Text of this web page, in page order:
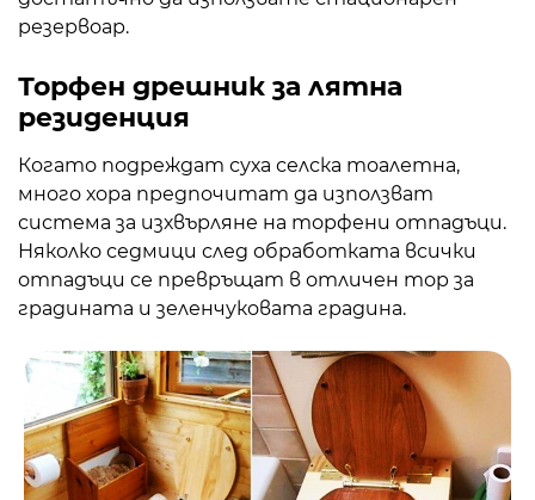
резервоар.
Торфен дрешник за лятна
резиденция
Когато подреждат суха селска тоалетна,
много хора предпочитат да използват
система за изхвърляне на торфени отпадъци.
Няколко седмици след обработката всички
отпадъци се превръщат в отличен тор за
градината и зеленчуковата градина.